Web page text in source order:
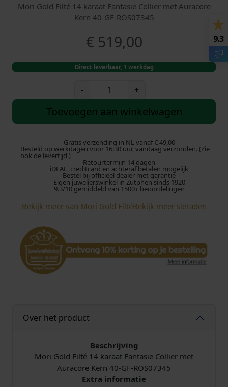
Mori Gold Filté 14 karaat Fantasie Collier met Auracore
Kern 40-GF-ROS07345
€519,00
Direct leverbaar, 1 werkdag
-
r
o
l
F
i
t
4
K
F
t
a
+
Toevoegen aan winkelwagen
Gratis verzending in NL vanaf € 49,00
Besteld op werkdagen voor 16:30 uur, vandaag verzonden. (Zie
ook de levertijd.)
Retourtermijn 14 dagen
iDEAL, creditcard en achteraf betalen mogelijk
Bestel bij officieel dealer met garantie
Eigen juwelierswinkel in Zutphen sinds 1920
9.3/10 gemiddeld van 1500+ beoordelingen
Bekijk meer van Mori Gold FiltéBekijk meer sieraden
Over het product
Beschrijving
Mori Gold Filté 14 karaat Fantasie Collier met
Auracore Kern 40-GF-ROS07345
Extra informatie
9.3